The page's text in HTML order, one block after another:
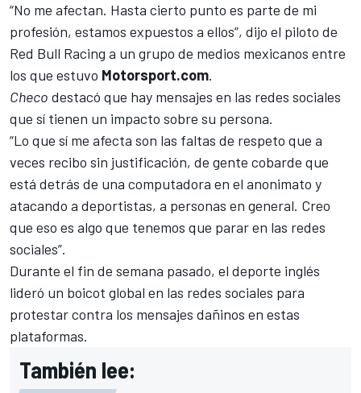
“No me afectan. Hasta cierto punto es parte de mi
profesión, estamos expuestos a ellos”, dijo el piloto de
Red Bull Racing a un grupo de medios mexicanos entre
los que estuvo Motorsport.com.
Checo destacó que hay mensajes en las redes sociales
que sí tienen un impacto sobre su persona.
“Lo que sí me afecta son las faltas de respeto que a
veces recibo sin justificación, de gente cobarde que
está detrás de una computadora en el anonimato y
atacando a deportistas, a personas en general. Creo
que eso es algo que tenemos que parar en las redes
sociales”.
Durante el fin de semana pasado, el deporte inglés
lideró un boicot global en las redes sociales para
protestar contra los mensajes dañinos en estas
plataformas.
También lee: